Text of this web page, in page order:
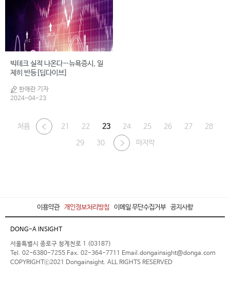
빅테크 실적 나온다…뉴욕증시, 일
제히 반등[딥다이브]
한애란 기자
2024-04-23
처음 21 22 23 24 25 26 27
28
29
30 마지막
이용약관 개인정보처리방침 이메일 무단수집거부 공지사항
DONG-A INSIGHT
서울특별시 종로구 청계천로 1 (03187)
Tel. 02-6380-7255 Fax. 02-364-7711 Email.dongainsight@donga.com
COPYRIGHTⓒ2021 Dongainsight. ALL RIGHTS RESERVED